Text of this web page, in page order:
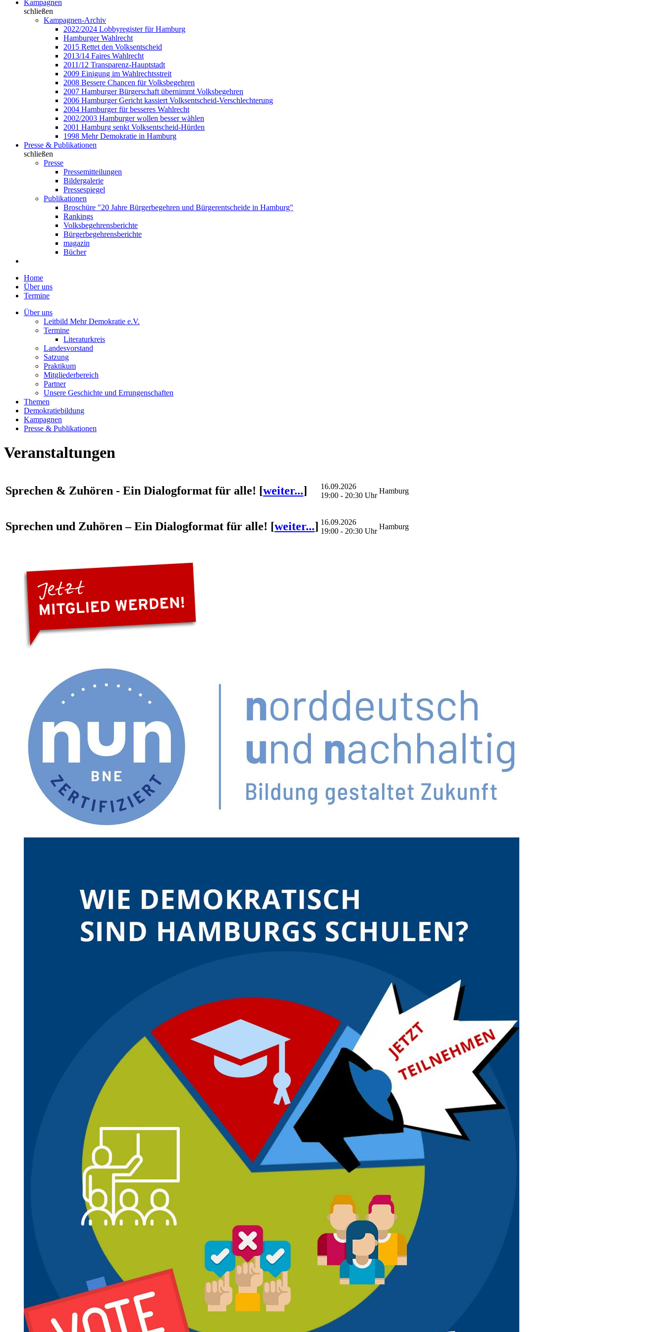
Kampagnen
schließen
Kampagnen-Archiv
2022/2024 Lobbyregister für Hamburg
Hamburger Wahlrecht
2015 Rettet den Volksentscheid
2013/14 Faires Wahlrecht
2011/12 Transparenz-Hauptstadt
2009 Einigung im Wahlrechtsstreit
2008 Bessere Chancen für Volksbegehren
2007 Hamburger Bürgerschaft übernimmt Volksbegehren
2006 Hamburger Gericht kassiert Volksentscheid-Verschlechterung
2004 Hamburger für besseres Wahlrecht
2002/2003 Hamburger wollen besser wählen
2001 Hamburg senkt Volksentscheid-Hürden
1998 Mehr Demokratie in Hamburg
Presse & Publikationen
schließen
Presse
Pressemitteilungen
Bildergalerie
Pressespiegel
Publikationen
Broschüre "20 Jahre Bürgerbegehren und Bürgerentscheide in Hamburg"
Rankings
Volksbegehrensberichte
Bürgerbegehrensberichte
magazin
Bücher
Home
Über uns
Termine
Über uns
Leitbild Mehr Demokratie e.V.
Termine
Literaturkreis
Landesvorstand
Satzung
Praktikum
Mitgliederbereich
Partner
Unsere Geschichte und Errungenschaften
Themen
Demokratiebildung
Kampagnen
Presse & Publikationen
Veranstaltungen
Sprechen & Zuhören - Ein Dialogformat für alle! [weiter...]
16.09.2026
19:00 - 20:30 Uhr
Hamburg
Sprechen und Zuhören – Ein Dialogformat für alle! [weiter...] 16.09.2026
19:00 - 20:30 Uhr
Hamburg